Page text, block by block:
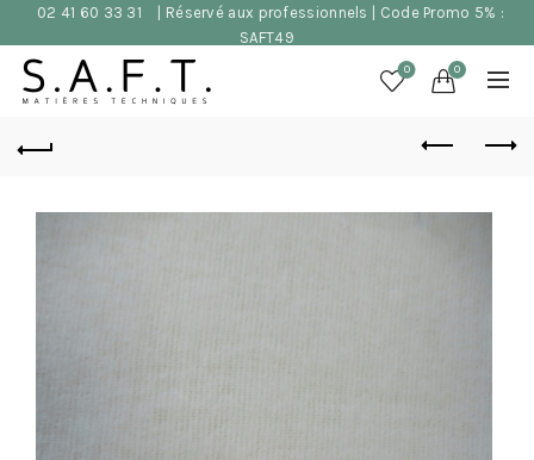
02 41 60 33 31
| Réservé aux professionnels | Code Promo 5% :
SAFT49
0 0